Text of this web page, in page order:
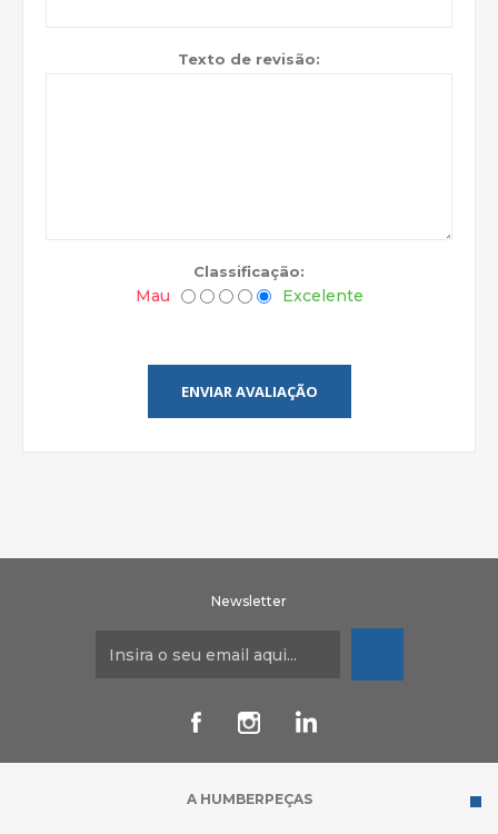
Texto de revisão:
Classificação:
Mau Excelente
ENVIAR AVALIAÇÃO
Newsletter
A HUMBERPEÇAS